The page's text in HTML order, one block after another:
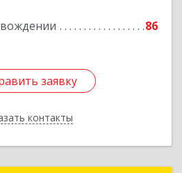
86
заявку
контакты
Подробнее
заявку
Назад